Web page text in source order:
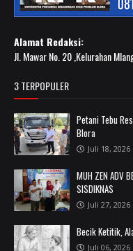
Alamat Redaksi:
Jl. Mawar No. 20 ,Kelurahan
3 TERPOPULER
Petani Tebu
Blora
Juli 18, 2026
MUH ZEN ADV
SISDIKNAS
Juli 27, 2026
Becik Ketitik,
Juli 06, 2026